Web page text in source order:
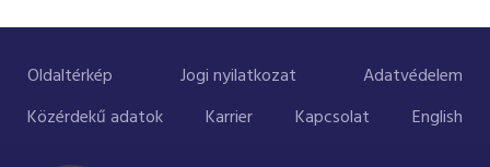
Oldaltérkép Jogi nyilatkozat
Adatvédelem
Közérdekű adatok
Karrier Kapcsolat English